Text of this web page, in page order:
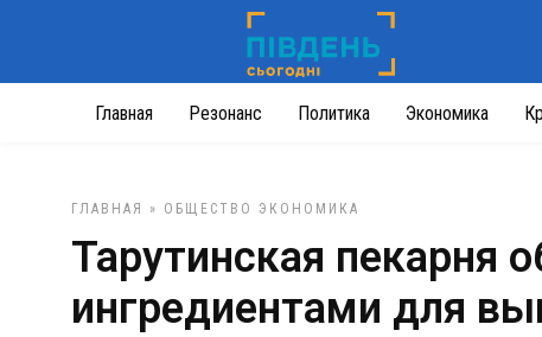
Главная Резонанс Политика Экономика
ГЛАВНАЯ » ОБЩЕСТВО ЭКОНОМИКА
Тарутинская пекарня
ингредиентами для